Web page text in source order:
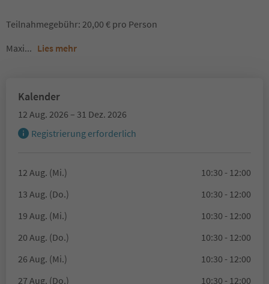
Teilnahmegebühr: 20,00 € pro Person
Maxi... Lies mehr
Kalender
12 Aug. 2026 – 31 Dez. 2026
Registrierung erforderlich
12 Aug. (Mi.)
10:30 - 12:00
13 Aug. (Do.)
10:30 - 12:00
19 Aug. (Mi.)
10:30 - 12:00
20 Aug. (Do.)
10:30 - 12:00
26 Aug. (Mi.)
10:30 - 12:00
27 Aug. (Do.)
10:30 - 12:00